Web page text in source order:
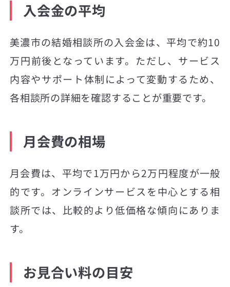
入会金の平均
美濃市の結婚相談所の入会金は、平均で約10
万円前後となっています。ただし、サービス
内容やサポート体制によって変動するため、
各相談所の詳細を確認することが重要です。
月会費の相場
月会費は、平均で1万円から2万円程度が一般
的です。オンラインサービスを中心とする相
談所では、比較的より低価格な傾向にありま
す。
お見合い料の目安